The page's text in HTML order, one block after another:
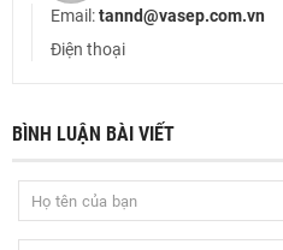
Email:tannd@vasep.com.vn
Điện thoại
BÌNH LUẬN BÀI VIẾT